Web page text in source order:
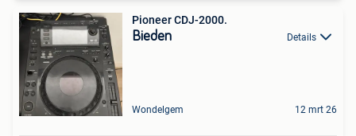
Pioneer CDJ-2000.
Bieden Details
Wondelgem 12 mrt 26